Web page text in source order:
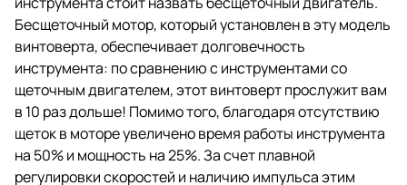
Бесщеточный мотор, который установлен в эту модель
винтоверта, обеспечивает долговечность
инструмента: по сравнению с инструментами со
щеточным двигателем, этот винтоверт прослужит вам
в 10 раз дольше! Помимо того, благодаря отсутствию
щеток в моторе увеличено время работы инструмента
на 50% и мощность на 25%. За счет плавной
регулировки скоростей и наличию импульса этим